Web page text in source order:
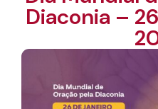
Diaconia –